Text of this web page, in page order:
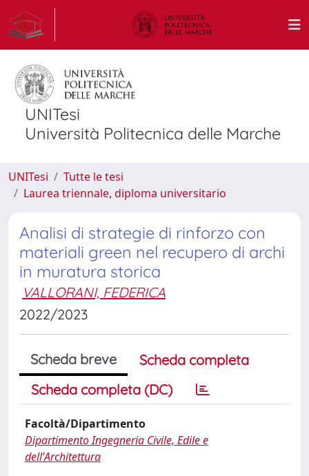
UNITesi
Università Politecnica delle Marche
UNITesi
Tutte le tesi
Laurea triennale, diploma universitario
Analisi di strategie di rinforzo con
materiali green nel recupero di archi
in muratura storica
VALLORANI, FEDERICA
2022/2023
Scheda breve
Scheda completa
Scheda completa (DC)
Facoltà/Dipartimento
Dipartimento Ingegneria Civile, Edile e
dell'Architettura